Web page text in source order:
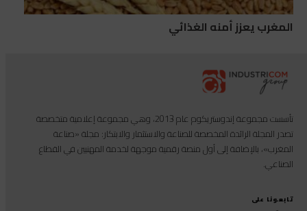
المغرب يعزز أمنه الغذائي
تأسست مجموعة إندوستريكوم عام 2013، وهي مجموعة إعلامية متخصصة
تصدر المجلة الرائدة المخصصة للصناعة والاستثمار والابتكار: مجلة «صناعة
المغرب»، بالإضافة إلى أول منصة رقمية موجهة لخدمة المهنيين في القطاع
الصناعي.
تابعونا على